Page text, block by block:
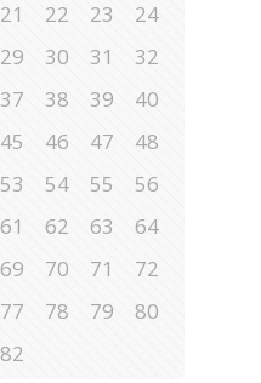
21 22 23
24
29 30 31
32
37 38 39
40
45 46 47
48
53 54 55
56
61 62 63
64
69 70 71
72
77 78 79
80
82